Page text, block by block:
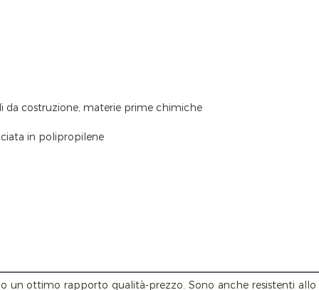
da costruzione, materie prime chimiche
in polipropilene